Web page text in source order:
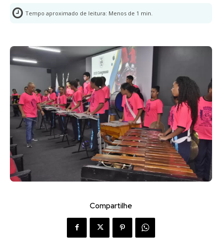
Tempo aproximado de leitura: Menos de 1 min.
Compartilhe